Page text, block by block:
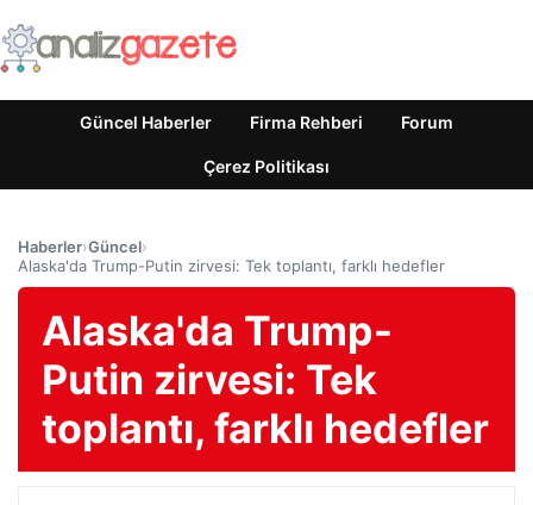
Güncel Haberler Firma Rehberi Forum
Çerez Politikası
Haberler›Güncel›
Alaska'da Trump-Putin zirvesi: Tek toplantı, farklı hedefler
Alaska'da Trump-
Putin zirvesi: Tek
toplantı, farklı hedefler